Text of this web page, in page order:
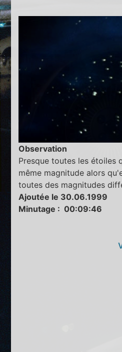
Observation
Presque toutes les étoiles
même magnitude alors
toutes des magnitudes
Ajoutée le 30.06.1999
Minutage : 00:09:46